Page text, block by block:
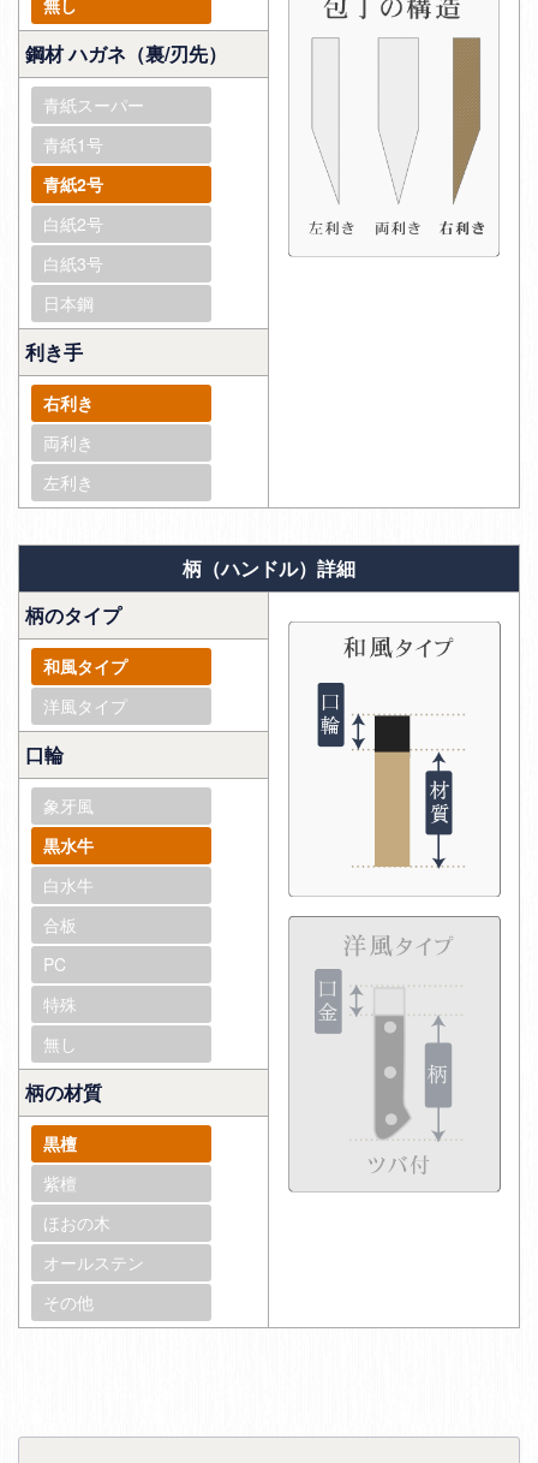
無し
鋼材 ハガネ（裏/刃先）
青紙スーパー
青紙1号
青紙2号
白紙2号
白紙3号
日本鋼
利き手
右利き
両利き
左利き
柄（ハンドル）詳細
柄のタイプ
和風タイプ
洋風タイプ
口輪
象牙風
黒水牛
白水牛
合板
PC
特殊
無し
柄の材質
黒檀
紫檀
ほおの木
オールステン
その他